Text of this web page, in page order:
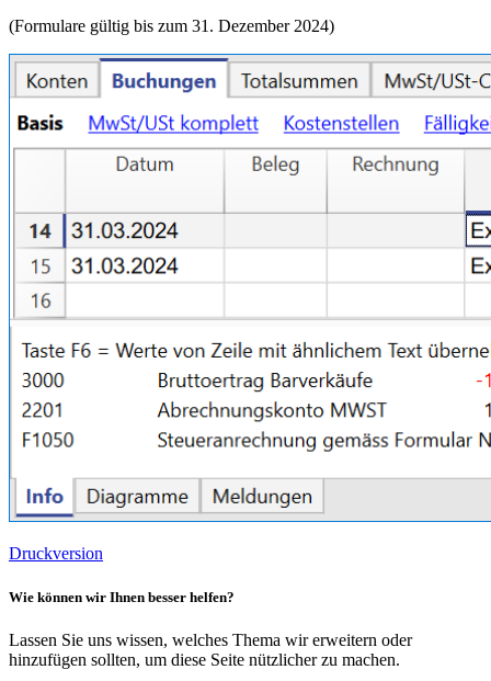
(Formulare gültig bis zum 31. Dezember 2024)
Druckversion
Wie können wir Ihnen besser helfen?
Lassen Sie uns wissen, welches Thema wir erweitern oder
hinzufügen sollten, um diese Seite nützlicher zu machen.